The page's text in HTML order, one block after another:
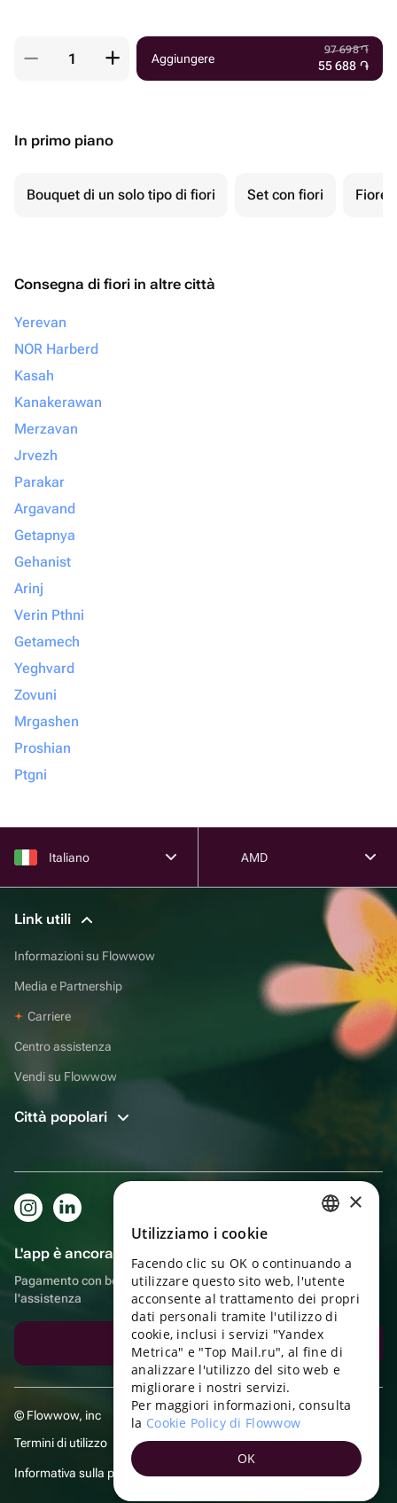
Aggiungere
97 698֏
55 688 ֏
In primo piano
Bouquet di un solo tipo di fiori Set con fiori Fiore
Consegna di fiori in altre città
Yerevan
NOR Harberd
Kasah
Kanakerawan
Merzavan
Jrvezh
Parakar
Argavand
Getapnya
Gehanist
Arinj
Verin Pthni
Getamech
Yeghvard
Zovuni
Mrgashen
Proshian
Ptgni
Italiano AMD
Link utili
Informazioni su Flowwow
Media e Partnership
Carriere
Centro assistenza
Vendi su Flowwow
Città popolari
L'app è ancora più comoda!
Pagamento con bonus, autoconsegna, comoda chat con
l'assistenza
Scarica l'app
© Flowwow, inc
Termini di utilizzo
Informativa sulla privacy
ENGLISH
UKRAINIAN
PORTUGUESE
SPANISH
TURKISH
×
Utilizziamo i cookie
Facendo clic su OK o continuando a
utilizzare questo sito web, l'utente
acconsente al trattamento dei propri
dati personali tramite l'utilizzo di
cookie, inclusi i servizi "Yandex
Metrica" e "Top Mail.ru", al fine di
analizzare l'utilizzo del sito web e
migliorare i nostri servizi.
Per maggiori informazioni, consulta
la Cookie Policy di Flowwow
OK